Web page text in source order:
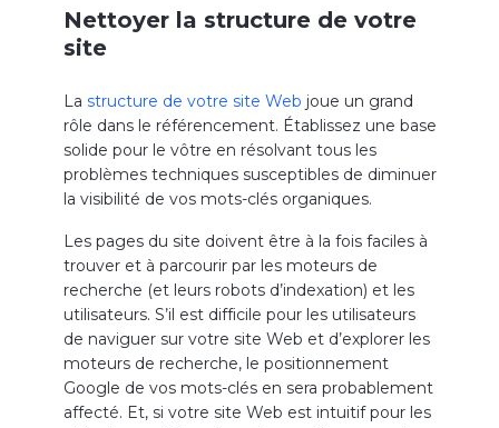
Nettoyer la structure de votre
site
La structure de votre site Web joue un grand
rôle dans le référencement. Établissez une base
solide pour le vôtre en résolvant tous les
problèmes techniques susceptibles de diminuer
la visibilité de vos mots-clés organiques.
Les pages du site doivent être à la fois faciles à
trouver et à parcourir par les moteurs de
recherche (et leurs robots d’indexation) et les
utilisateurs. S’il est difficile pour les utilisateurs
de naviguer sur votre site Web et d’explorer les
moteurs de recherche, le positionnement
Google de vos mots-clés en sera probablement
affecté. Et, si votre site Web est intuitif pour les